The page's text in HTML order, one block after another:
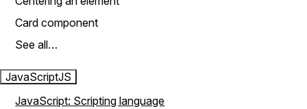
Card component
See all…
JavaScriptJS
JavaScript: Scripting language